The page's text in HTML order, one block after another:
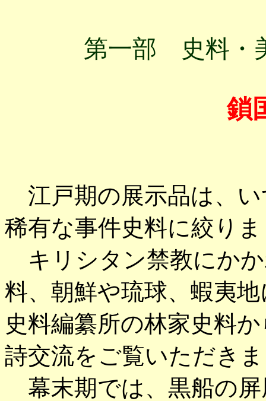
第一部 史料・
鎖
江戸期の展示品は、
稀有な事件史料に絞り
キリシタン禁教にか
料、朝鮮や琉球、蝦夷
史料編纂所の林家史料
詩交流をご覧いただき
幕末期では、黒船の